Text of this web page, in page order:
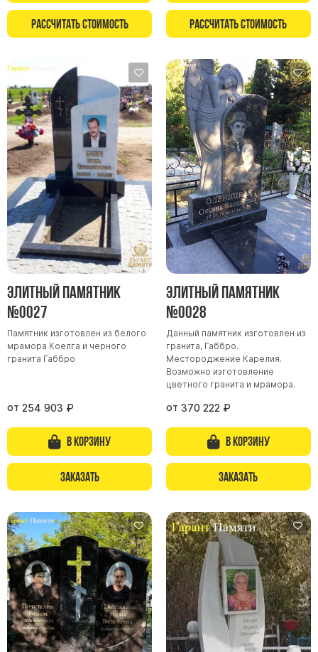
Рассчитать стоимость Рассчитать стоимость
Элитный памятник
№0027
Памятник изготовлен из белого
мрамора Коелга и черного
гранита Габбро
от 254 903 ₽
В корзину
Заказать
Элитный памятник
№0028
Данный памятник изготовлен из
гранита, Габбро.
Местороджение Карелия.
Возможно изготовление
цветного гранита и мрамора.
от 370 222 ₽
В корзину
Заказать